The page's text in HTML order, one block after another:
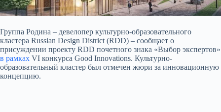
Группа Родина – девелопер культурно-образовательного
кластера Russian Design District (RDD) – сообщает о
присуждении проекту RDD почетного знака «Выбор экспертов»
в рамках VI конкурса Good Innovations. Культурно-
образовательный кластер был отмечен жюри за инновационную
концепцию.